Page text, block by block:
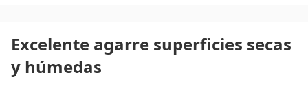
Excelente agarre superficies secas
y húmedas